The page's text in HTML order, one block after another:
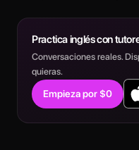
Practica inglés con
Conversaciones reales.
quieras.
Empieza por $0